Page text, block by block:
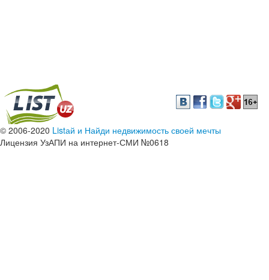
© 2006-2020 Listай и Найди недвижимость своей мечты
Лицензия УзАПИ на интернет-СМИ №0618